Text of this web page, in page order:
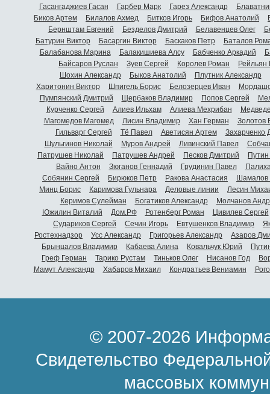
Гасангаджиев Гасан
Гарбер Марк Гарез Александр
Биков Артем
Билалов Ахмед Битков Игорь Бифов Анатолий
Бернштам Евгений
Безделов Дмитрий Белавенцев Олег
Батурин Виктор
Басаргин Виктор Баскаков Петр
Баталов
Балабанова Марина
Балакишиева Алсу Бабченко Аркадий
Байсаров Руслан
Зуев Сергей Королев Роман
Шохин Александр
Быков Анатолий Плутник Александр
Харитонин Виктор
Шпигель Борис Белозерцев Иван
Пумпянский Дмитрий
Щербаков Владимир Попов Сергей
Курченко Сергей
Алиев Ильхам Алиева Мехрибан
Магомедов Магомед
Лисин Владимир Хан Герман
Золотов
Гильварг Сергей
Тё Павел Аветисян Артем
Захарченко
Шульгинов Николай
Муров Андрей Ливинский Павел
Патрушев Николай
Патрушев Андрей Песков Дмитрий
Вайно Антон
Зюганов Геннадий Грудинин Павел
Собянин Сергей
Бирюков Петр Ракова Анастасия
Шамалов
Минц Борис
Каримова Гульнара Деловые линии
Лесин
Керимов Сулейман
Богатиков Александр
Молчанов
Южилин Виталий
Дом.РФ Ротенберг Роман
Цивилев Сергей
Судариков Сергей
Сечин Игорь Евтушенков Владимир
Ростехнадзор
Усс Александр Григорьев Александр
Азаров
Брынцалов Владимир
Кабаева Алина Ковальчук Юрий
Греф Герман
Тарико Рустам Тиньков Олег Нисанов Год
Мамут Александр
Хабаров Михаил Кондратьев Вениамин
© 2007-2026
Свидетельство
массовых